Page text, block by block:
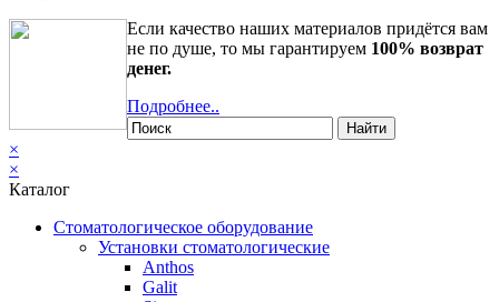
Если качество наших материалов придётся вам
не по душе, то мы гарантируем 100% возврат
денег.
Подробнее..
Найти
×
×
Каталог
Стоматологическое оборудование
Установки стоматологические
Anthos
Galit